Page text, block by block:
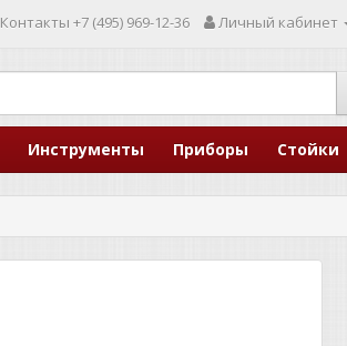
Контакты +7 (495) 969-12-36 Личный кабинет
Инструменты Приборы Стойки